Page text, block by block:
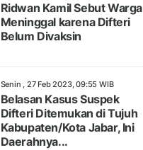
Ridwan Kamil Sebut Warga
Meninggal karena Difteri
Belum Divaksin
Senin , 27 Feb 2023, 09:55 WIB
Belasan Kasus Suspek
Difteri Ditemukan di Tujuh
Kabupaten/Kota Jabar, Ini
Daerahnya...